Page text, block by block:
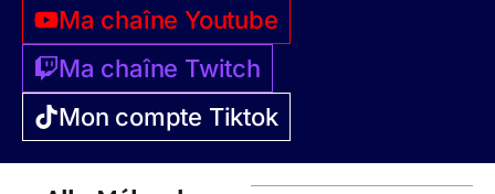
Ma chaîne Youtube
Ma chaîne Twitch
Mon compte Tiktok